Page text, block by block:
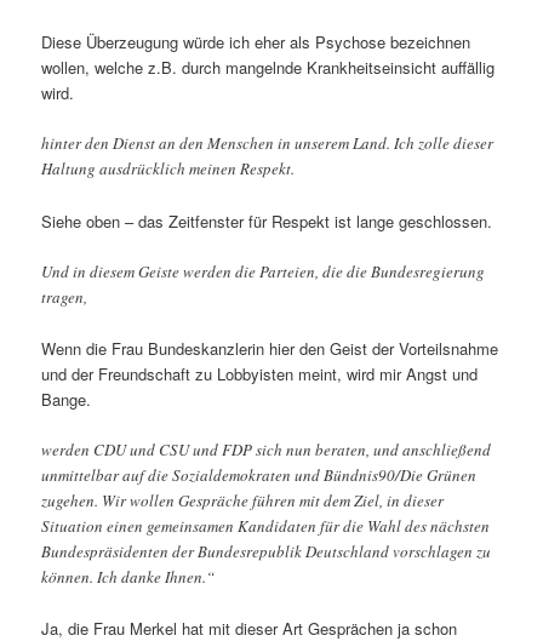
Diese Überzeugung würde ich eher als Psychose bezeichnen
wollen, welche z.B. durch mangelnde Krankheitseinsicht auffällig
wird.
hinter den Dienst an den Menschen in unserem Land. Ich zolle dieser
Haltung ausdrücklich meinen Respekt.
Siehe oben – das Zeitfenster für Respekt ist lange geschlossen.
Und in diesem Geiste werden die Parteien, die die Bundesregierung
tragen,
Wenn die Frau Bundeskanzlerin hier den Geist der Vorteilsnahme
und der Freundschaft zu Lobbyisten meint, wird mir Angst und
Bange.
werden CDU und CSU und FDP sich nun beraten, und anschließend
unmittelbar auf die Sozialdemokraten und Bündnis90/Die Grünen
zugehen. Wir wollen Gespräche führen mit dem Ziel, in dieser
Situation einen gemeinsamen Kandidaten für die Wahl des nächsten
Bundespräsidenten der Bundesrepublik Deutschland vorschlagen zu
können. Ich danke Ihnen.“
Ja, die Frau Merkel hat mit dieser Art Gesprächen ja schon